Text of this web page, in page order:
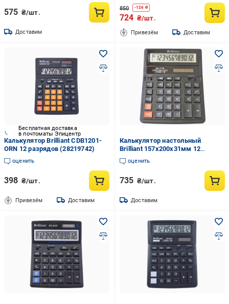
575 ₴/шт.
Доставим
850 -126 ₴
724 ₴/шт.
Привезём Доставим
Бесплатная доставка
в почтоматы Эпицентр
Калькулятор Brilliant CDB1201-
ORN 12 разрядов (28219742)
оценить
398 ₴/шт.
Привезём Доставим
Калькулятор настольный
Brilliant 157х200х31мм 12
разрядный пластик Черный (BS
777M)
оценить
735 ₴/шт.
Доставим